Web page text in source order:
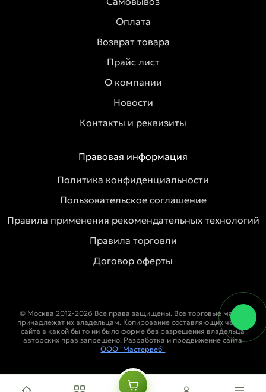
Оплата
Возврат товара
Прайс лист
О компании
Новости
Контакты и реквизиты
Правовая информация
Политика конфиденциальности
Пользовательское соглашение
Правила применения рекомендательных технологий
Правила торговли
Договор оферты
© Москва 2012-2026 Все права защищены. Все торговые марки
принадлежат их владельцам. Копирование составляющих частей
сайта в какой бы то ни было форме без разрешения владельца
авторских прав запрещено. Разработка и продвижение сайта
ООО "Мастервеб"